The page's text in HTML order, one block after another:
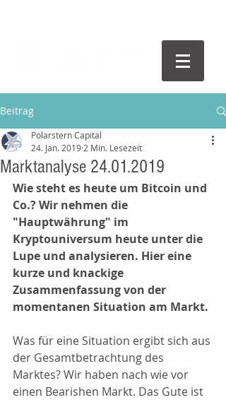
Beitrag
Marktanalyse 24.01.2019
Polarstern Capital
24. Jan. 2019 2 Min. Lesezeit
Wie steht es heute um Bitcoin und
Co.? Wir nehmen die
"Hauptwährung" im
Kryptouniversum heute unter die
Lupe und analysieren. Hier eine
kurze und knackige
Zusammenfassung von der
momentanen Situation am Markt.
Was für eine Situation ergibt sich aus
der Gesamtbetrachtung des
Marktes? Wir haben nach wie vor
einen Bearishen Markt. Das Gute ist